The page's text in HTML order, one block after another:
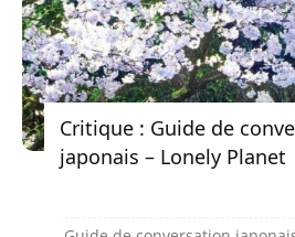
Critique : Guide de
japonais – Lonely Planet